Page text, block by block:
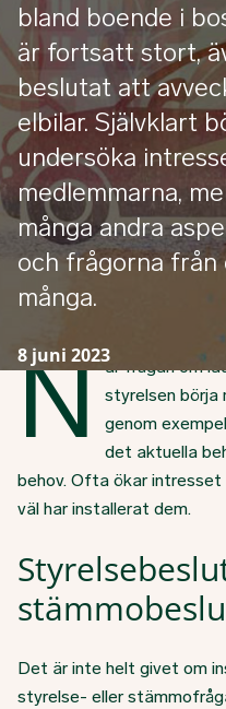
bland boende i
är fortsatt stort,
beslutat att
elbilar. Självklart
undersöka
medlemmarna,
många andra
och frågorna från
många.
8 juni 2023
N är frågan om
styrelsen
genom
det aktuella
behov. Ofta ökar
väl har installerat dem.
Det är inte helt givet om
styrelse- eller